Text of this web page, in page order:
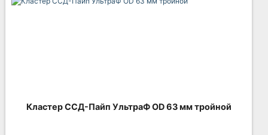
Кластер ССД-Пайп УльтраФ OD 63 мм тройной